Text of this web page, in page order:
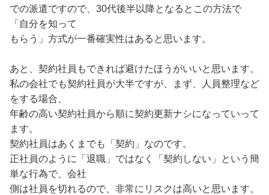
続けるべきでしょうか。
それとも、わずかでも職歴がある事務職の仕事ももう一度
当たってみて、もし採用
しょうか。
自分の不徳が招いたという事は承知していますが、これか
らどの方向に転職活動
を進めたらいいのか、自分でも分からなくなってしまいま
した。
での派遣ですので、30代後半以降となるとこの方法で
「自分を知って
もらう」方式が一番確実性はあると思います。
あと、契約社員もできれば避けたほうがいいと思います。
私の会社でも契約社員が大半ですが、まず、人員整理など
をする場合、
年齢の高い契約社員から順に契約更新ナシになっていって
ます。
契約社員はあくまでも「契約」なのです。
正社員のように「退職」ではなく「契約しない」という簡
単な行為で、会社
側は社員を切れるので、非常にリスクは高いと思います。